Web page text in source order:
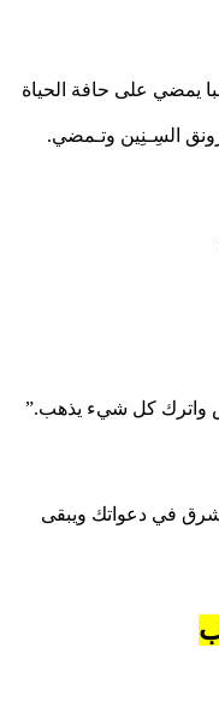
يمضي على حافة الحياة
السِـنِين وتـمضي.
واترك كل شيء يذهب.”
في دعواتك ويبقى